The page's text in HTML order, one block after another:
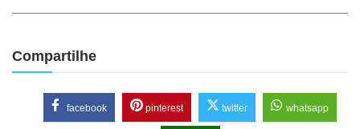
Compartilhe
facebook pinterest twitter whatsapp